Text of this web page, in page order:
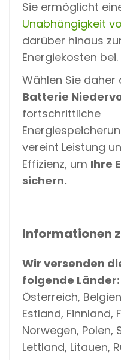
Sie ermöglicht
Unabhängigkeit
darüber hinaus
Energiekosten bei.
Wählen Sie daher
Batterie
fortschrittliche
vereint Leistung
Effizienz, um Ihre
sichern.
Informationen
Wir versenden
folgende Länder:
Österreich,
Estland, Finnland,
Norwegen, Polen,
Lettland, Litauen,